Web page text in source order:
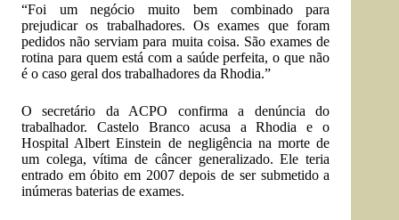
“Foi um negócio muito bem combinado para
prejudicar os trabalhadores. Os exames que foram
pedidos não serviam para muita coisa. São exames de
rotina para quem está com a saúde perfeita, o que não
é o caso geral dos trabalhadores da Rhodia.”
O secretário da ACPO confirma a denúncia do
trabalhador. Castelo Branco acusa a Rhodia e o
Hospital Albert Einstein de negligência na morte de
um colega, vítima de câncer generalizado. Ele teria
entrado em óbito em 2007 depois de ser submetido a
inúmeras baterias de exames.